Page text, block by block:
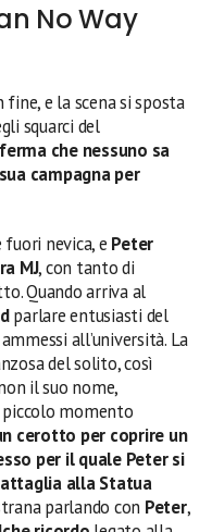
No Way
fine, e la scena si sposta
squarci del
che nessuno sa
campagna per
nevica, e Peter
MJ, con tanto di
Quando arriva al
parlare entusiasti del
all’università. La
del solito, così
il suo nome,
piccolo momento
cerotto per coprire un
per il quale Peter si
alla Statua
parlando con Peter,